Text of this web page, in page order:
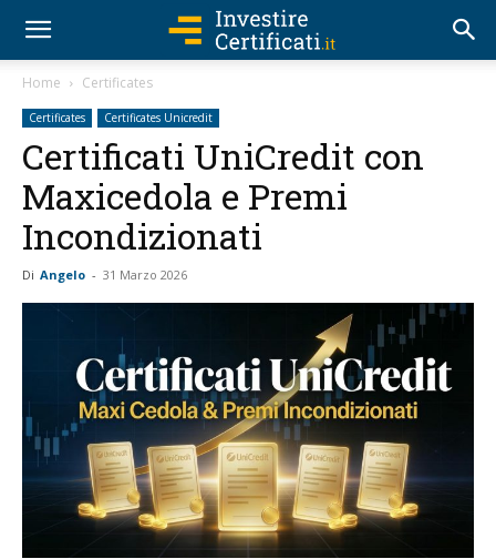
Home Certificates
Certificates Certificates Unicredit
Certificati UniCredit con
Maxicedola e Premi
Incondizionati
Di Angelo - 31 Marzo 2026